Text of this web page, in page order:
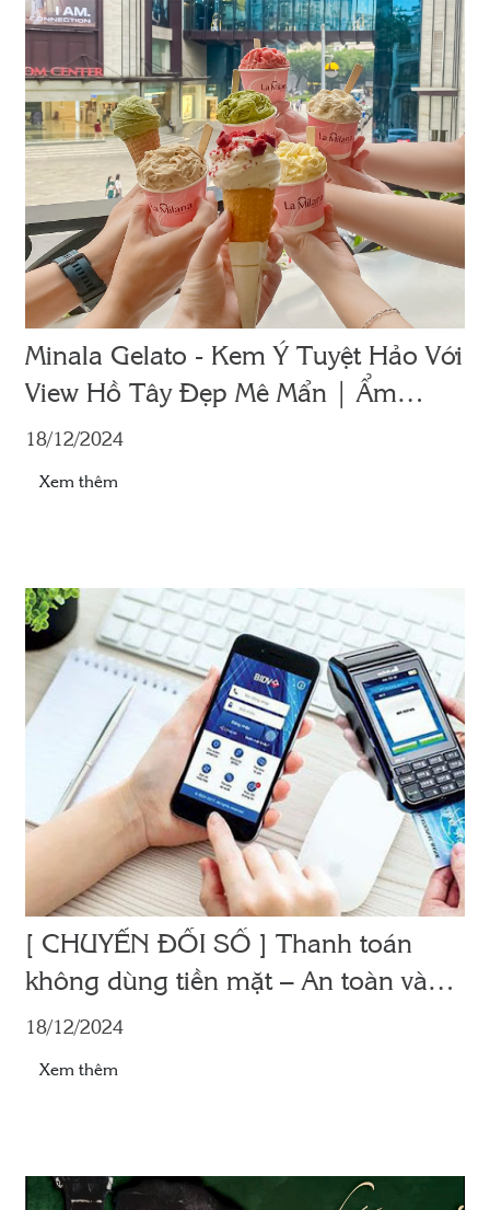
Minala Gelato - Kem Ý Tuyệt Hảo Với
View Hồ Tây Đẹp Mê Mẩn | Ẩm
Thực Tây Hồ
18/12/2024
Xem thêm
[ CHUYỂN ĐỔI SỐ ] Thanh toán
không dùng tiền mặt – An toàn và
tiện lợi
18/12/2024
Xem thêm